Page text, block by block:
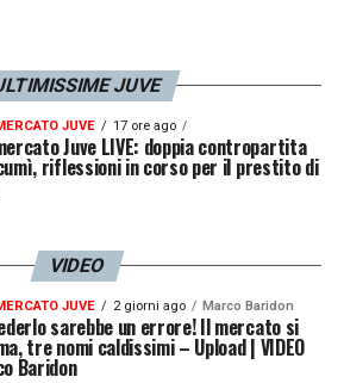
JUVE
JUVE 17 ore ago
Juve LIVE: doppia contropartita
riflessioni in corso per il prestito di
VIDEO
JUVE 2 giorni ago Marco Baridon
sarebbe un errore! Il mercato si
tre nomi caldissimi – Upload | VIDEO
Baridon